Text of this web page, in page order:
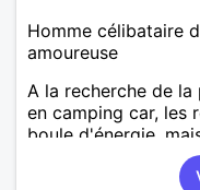
Homme célibataire
amoureuse
A la recherche de
en camping car, les
boule d'énergie,
je supporte pas les